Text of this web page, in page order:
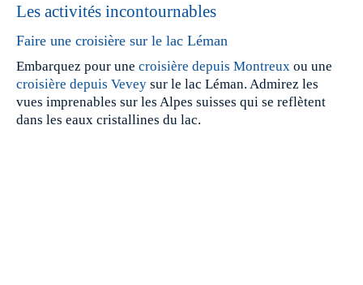
Les activités incontournables
Faire une croisière sur le lac Léman
Embarquez pour une croisière depuis Montreux ou une
croisière depuis Vevey sur le lac Léman. Admirez les
vues imprenables sur les Alpes suisses qui se reflètent
dans les eaux cristallines du lac.